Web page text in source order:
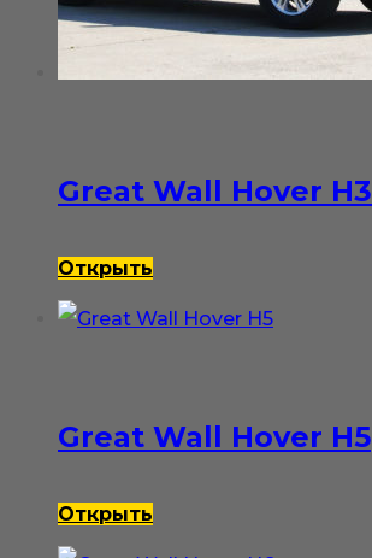
Great Wall Hover H3
Открыть
Great Wall Hover H5
Открыть